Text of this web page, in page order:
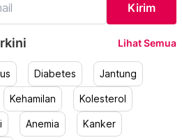
Kirim
Lihat Semua
Diabetes Jantung
Kehamilan Kolesterol
Anemia Kanker